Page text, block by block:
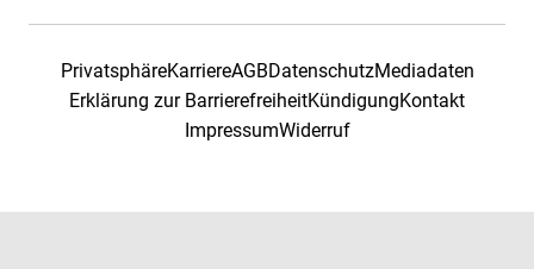
PrivatsphäreKarriereAGBDatenschutzMediadaten
Erklärung zur BarrierefreiheitKündigungKontakt
ImpressumWiderruf